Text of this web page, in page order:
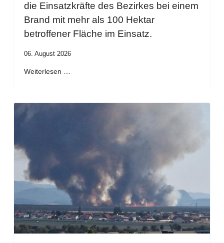
die Einsatzkräfte des Bezirkes bei einem
Brand mit mehr als 100 Hektar
betroffener Fläche im Einsatz.
06. August 2026
Weiterlesen …